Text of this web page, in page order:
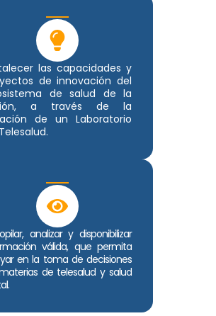
las capacidades y
de innovación del
de salud de la
a través de la
de un Laboratorio
analizar y disponibilizar
válida, que permita
en la toma de decisiones
de telesalud y salud